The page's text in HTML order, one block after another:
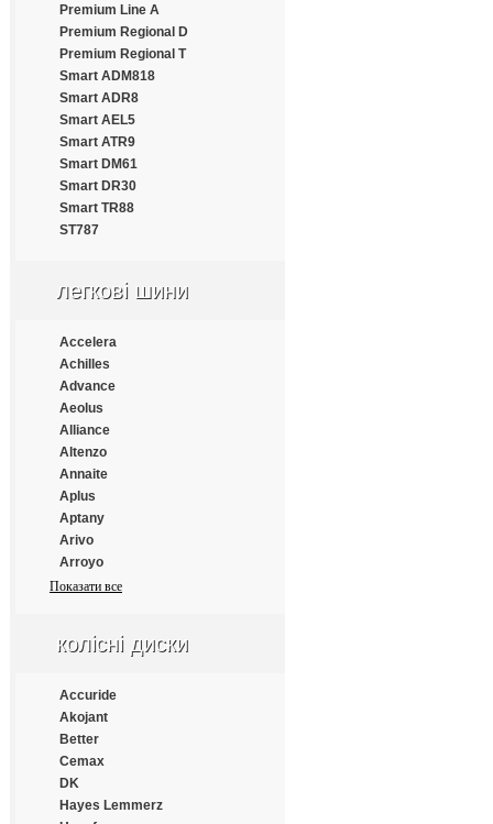
Federal
Fesite
Firelion
Firemax
Firestone
Force
Formula
Fortune
Frideric
Fronway
Fulda
Gallant
Gislaved
Giti
GM Rover
Gold Dove
Gold Tyre
Goldpartner
Goldshield
Goodride
Goodtyre
GoodYear
Green Dragon
GreenTrac
GT Radial
Habilead
Haida
Hankook
Haohua
HappyRoad
Hengtar
Premium Line A
Premium Regional D
Premium Regional T
Smart ADM818
Smart ADR8
Smart AEL5
Smart ATR9
Smart DM61
Smart DR30
Smart TR88
ST787
легкові шини
Accelera
Achilles
Advance
Aeolus
Alliance
Altenzo
Annaite
Aplus
Aptany
Arivo
Arroyo
Atlander
Austone
Bars
Barum
BFGoodrich
Blacklion
Bridgestone
Cachland
Показати все
колісні диски
Accuride
Akojant
Better
Cemax
DK
Hayes Lemmerz